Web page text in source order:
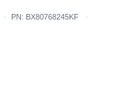
PN: BX80768245KF